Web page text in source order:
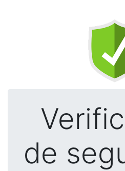
de